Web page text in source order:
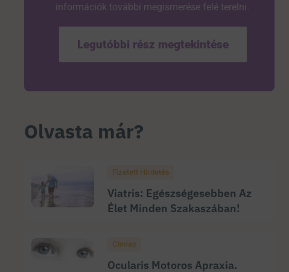
információk további megismerése felé terelni.
Legutóbbi rész megtekintése
Olvasta már?
Fizetett Hirdetés
Viatris: Egészségesebben Az
Élet Minden Szakaszában!
Címlap
Ocularis Motoros Apraxia.